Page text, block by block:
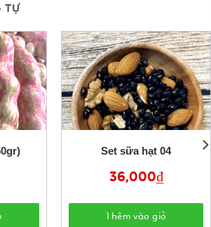
TỰ
Set sữa hạt 04
36,000₫
Thêm vào giỏ